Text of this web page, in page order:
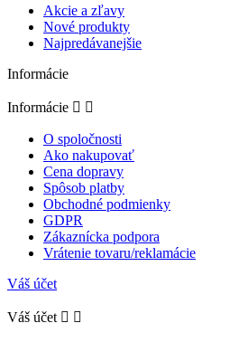
Akcie a zľavy
Nové produkty
Najpredávanejšie
Informácie
Informácie  
O spoločnosti
Ako nakupovať
Cena dopravy
Spôsob platby
Obchodné podmienky
GDPR
Zákaznícka podpora
Vrátenie tovaru/reklamácie
Váš účet
Váš účet  